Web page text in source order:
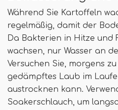
Während Sie Kartoffeln
regelmäßig, damit der
Da Bakterien in Hitze und
wachsen, nur Wasser an
Versuchen Sie, morgens
gedämpftes Laub im Laufe
austrocknen kann.
Soakerschlauch, um